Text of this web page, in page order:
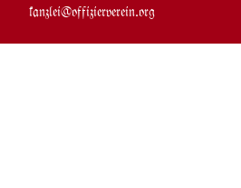
kanzlei@offizierverein.org